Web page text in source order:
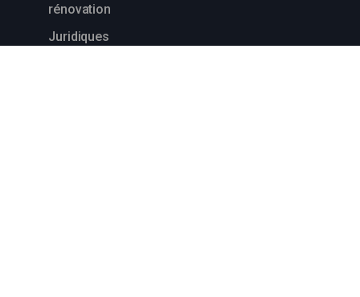
rénovation
Juridiques